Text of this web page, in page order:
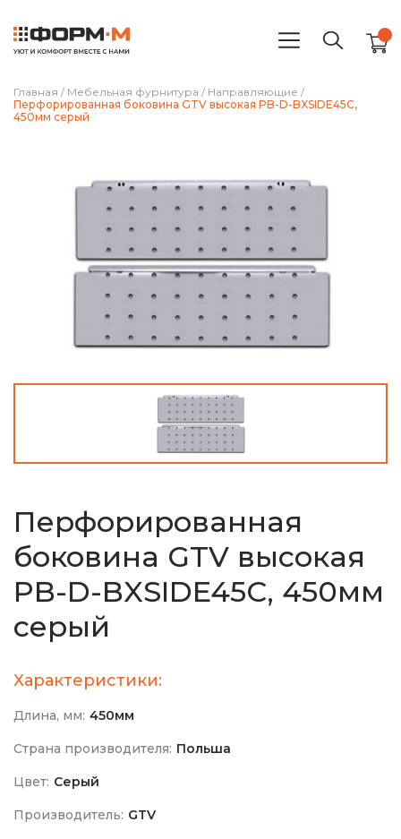
Главная / Мебельная фурнитура / Направляющие /
Перфорированная боковина GTV высокая PB-D-BXSIDE45C,
450мм серый
Перфорированная
боковина GTV высокая
PB-D-BXSIDE45C, 450мм
серый
Характеристики:
Длина, мм: 450мм
Страна производителя: Польша
Цвет: Серый
Производитель: GTV